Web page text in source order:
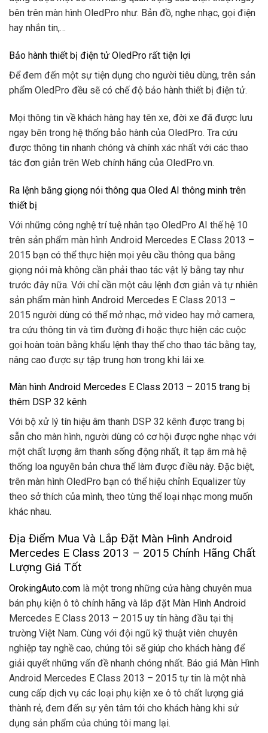
bên trên màn hình OledPro như: Bản đồ, nghe nhạc, gọi điện
hay nhắn tin,…
Bảo hành thiết bị điện tử OledPro rất tiện lợi
Để đem đến một sự tiện dụng cho người tiêu dùng, trên sản
phẩm OledPro đều sẽ có chế độ bảo hành thiết bị điện tử.
Mọi thông tin về khách hàng hay tên xe, đời xe đã được lưu
ngay bên trong hệ thống bảo hành của OledPro. Tra cứu
được thông tin nhanh chóng và chính xác nhất với các thao
tác đơn giản trên Web chính hãng của OledPro.vn.
Ra lệnh bằng giọng nói thông qua Oled AI thông minh trên
thiết bị
Với những công nghệ trí tuệ nhân tạo OledPro AI thế hệ 10
trên sản phẩm màn hình Android Mercedes E Class 2013 –
2015 bạn có thể thực hiện mọi yêu cầu thông qua bằng
giọng nói mà không cần phải thao tác vật lý bằng tay như
trước đây nữa. Với chỉ cần một câu lệnh đơn giản và tự nhiên
sản phẩm màn hình Android Mercedes E Class 2013 –
2015 người dùng có thể mở nhạc, mở video hay mở camera,
tra cứu thông tin và tìm đường đi hoặc thực hiện các cuộc
gọi hoàn toàn bằng khẩu lệnh thay thế cho thao tác bằng tay,
nâng cao được sự tập trung hơn trong khi lái xe.
Màn hình Android Mercedes E Class 2013 – 2015 trang bị
thêm DSP 32 kênh
Với bộ xử lý tín hiệu âm thanh DSP 32 kênh được trang bị
sẵn cho màn hình, người dùng có cơ hội được nghe nhạc với
một chất lượng âm thanh sống động nhất, ít tạp âm mà hệ
thống loa nguyên bản chưa thể làm được điều này. Đặc biệt,
trên màn hình OledPro bạn có thể hiệu chỉnh Equalizer tùy
theo sở thích của mình, theo từng thể loại nhạc mong muốn
khác nhau.
Địa Điểm Mua Và Lắp Đặt Màn Hình Android
Mercedes E Class 2013 – 2015 Chính Hãng Chất
Lượng Giá Tốt
OrokingAuto.com là một trong những cửa hàng chuyên mua
bán phụ kiện ô tô chính hãng và lắp đặt Màn Hình Android
Mercedes E Class 2013 – 2015 uy tín hàng đầu tại thị
trường Việt Nam. Cùng với đội ngũ kỹ thuật viên chuyên
nghiệp tay nghề cao, chúng tôi sẽ giúp cho khách hàng để
giải quyết những vấn đề nhanh chóng nhất. Báo giá Màn Hình
Android Mercedes E Class 2013 – 2015 tự tin là một nhà
cung cấp dịch vụ các loại phụ kiện xe ô tô chất lượng giá
thành rẻ, đem đến sự yên tâm tới cho khách hàng khi sử
dụng sản phẩm của chúng tôi mang lại.